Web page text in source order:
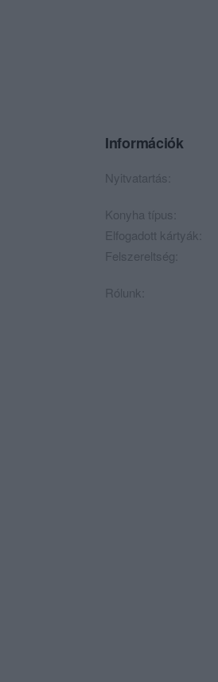
Információk
Nyitvatartás:
Konyha típus:
Elfogadott kártyák:
Felszereltség:
Rólunk: